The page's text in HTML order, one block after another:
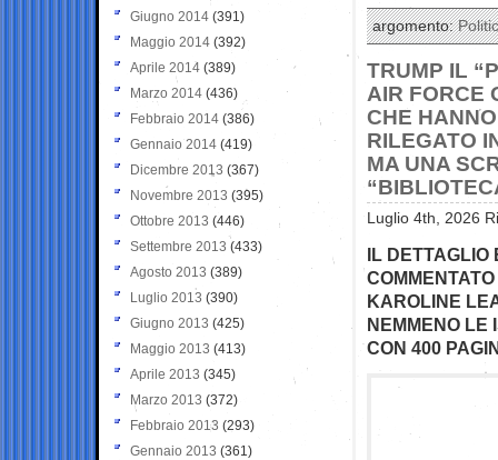
argomento:
TRUMP IL
AIR FORCE
CHE
RILEGATO
MA UNA
Luglio 4th, 2026
IL DETTAGLIO
KAROLINE
NEMMENO LE
CON 400
Giugno 2014 (391)
Maggio 2014 (392)
Aprile 2014 (389)
Marzo 2014 (436)
Febbraio 2014 (386)
Gennaio 2014 (419)
Dicembre 2013 (367)
Novembre 2013 (395)
Ottobre 2013 (446)
Settembre 2013 (433)
Agosto 2013 (389)
Luglio 2013 (390)
Giugno 2013 (425)
Maggio 2013 (413)
Aprile 2013 (345)
Marzo 2013 (372)
Febbraio 2013 (293)
Gennaio 2013 (361)